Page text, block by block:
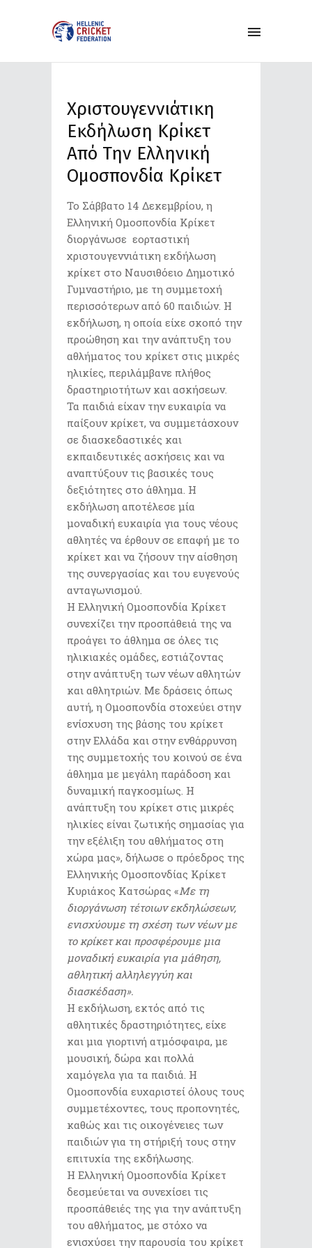
Χριστουγεννιάτικη
Εκδήλωση Κρίκετ
Από Την Ελληνική
Ομοσπονδία Κρίκετ
Το Σάββατο 14 Δεκεμβρίου, η
Ελληνική Ομοσπονδία Κρίκετ
διοργάνωσε εορταστική
χριστουγεννιάτικη εκδήλωση
κρίκετ στο Ναυσιθόειο Δημοτικό
Γυμναστήριο, με τη συμμετοχή
περισσότερων από 60 παιδιών. Η
εκδήλωση, η οποία είχε σκοπό την
προώθηση και την ανάπτυξη του
αθλήματος του κρίκετ στις μικρές
ηλικίες, περιλάμβανε πλήθος
δραστηριοτήτων και ασκήσεων.
Τα παιδιά είχαν την ευκαιρία να
παίξουν κρίκετ, να συμμετάσχουν
σε διασκεδαστικές και
εκπαιδευτικές ασκήσεις και να
αναπτύξουν τις βασικές τους
δεξιότητες στο άθλημα. Η
εκδήλωση αποτέλεσε μία
μοναδική ευκαιρία για τους νέους
αθλητές να έρθουν σε επαφή με το
κρίκετ και να ζήσουν την αίσθηση
της συνεργασίας και του ευγενούς
ανταγωνισμού.
Η Ελληνική Ομοσπονδία Κρίκετ
συνεχίζει την προσπάθειά της να
προάγει το άθλημα σε όλες τις
ηλικιακές ομάδες, εστιάζοντας
στην ανάπτυξη των νέων αθλητών
και αθλητριών. Με δράσεις όπως
αυτή, η Ομοσπονδία στοχεύει στην
ενίσχυση της βάσης του κρίκετ
στην Ελλάδα και στην ενθάρρυνση
της συμμετοχής του κοινού σε ένα
άθλημα με μεγάλη παράδοση και
δυναμική παγκοσμίως. Η
ανάπτυξη του κρίκετ στις μικρές
ηλικίες είναι ζωτικής σημασίας για
την εξέλιξη του αθλήματος στη
χώρα μας», δήλωσε ο πρόεδρος της
Ελληνικής Ομοσπονδίας Κρίκετ
Κυριάκος Κατσώρας «Με τη
διοργάνωση τέτοιων εκδηλώσεων,
ενισχύουμε τη σχέση των νέων με
το κρίκετ και προσφέρουμε μια
μοναδική ευκαιρία για μάθηση,
αθλητική αλληλεγγύη και
διασκέδαση».
Η εκδήλωση, εκτός από τις
αθλητικές δραστηριότητες, είχε
και μια γιορτινή ατμόσφαιρα, με
μουσική, δώρα και πολλά
χαμόγελα για τα παιδιά. Η
Ομοσπονδία ευχαριστεί όλους τους
συμμετέχοντες, τους προπονητές,
καθώς και τις οικογένειες των
παιδιών για τη στήριξή τους στην
επιτυχία της εκδήλωσης.
Η Ελληνική Ομοσπονδία Κρίκετ
δεσμεύεται να συνεχίσει τις
προσπάθειές της για την ανάπτυξη
του αθλήματος, με στόχο να
ενισχύσει την παρουσία του κρίκετ